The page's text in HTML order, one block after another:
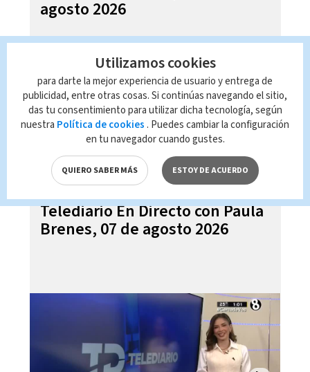
agosto 2026
Telediario En Directo con Paula
Brenes, 07 de agosto 2026
Utilizamos cookies
para darte la mejor experiencia de usuario y entrega de
publicidad, entre otras cosas. Si continúas navegando el sitio,
das tu consentimiento para utilizar dicha tecnología, según
nuestra Política de cookies . Puedes cambiar la configuración
en tu navegador cuando gustes.
QUIERO SABER MÁS ESTOY DE ACUERDO